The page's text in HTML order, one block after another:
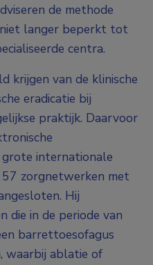
de methode
langer beperkt tot
centra.
krijgen van de klinische
eradicatie bij
praktijk. Daarvoor
internationale
zorgnetwerken met
Hij
die in de periode van
barrettoesofagus
waarbij ablatie of